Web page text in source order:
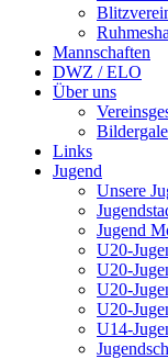
Mannschaften
DWZ / ELO
Über uns
Links
Jugend
Unsere
Jugend
U20-
U20-
U20-
U20-
U14-